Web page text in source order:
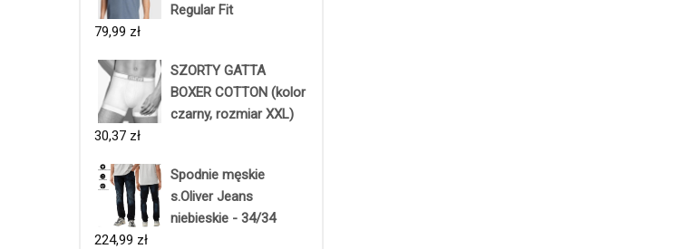
Regular Fit
79,99 zł
SZORTY GATTA
BOXER COTTON (kolor
czarny, rozmiar XXL)
30,37 zł
Spodnie męskie
s.Oliver Jeans
niebieskie - 34/34
224,99 zł